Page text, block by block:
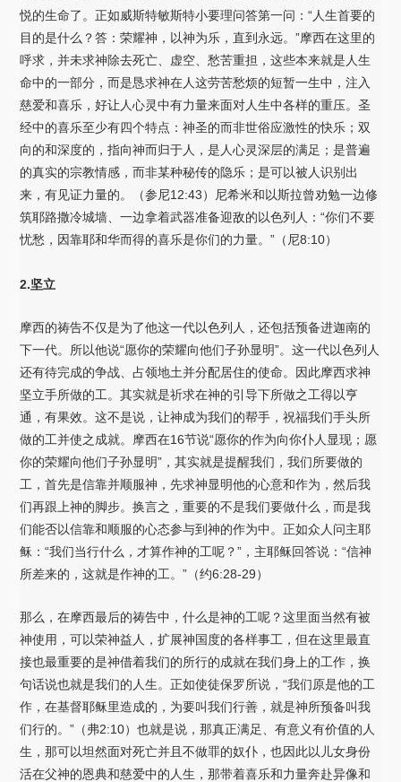
悦的生命了。正如威斯特敏斯特小要理问答第一问：“人生首要的
目的是什么？答：荣耀神，以神为乐，直到永远。”摩西在这里的
呼求，并未求神除去死亡、虚空、愁苦重担，这些本来就是人生
命中的一部分，而是恳求神在人这劳苦愁烦的短暂一生中，注入
慈爱和喜乐，好让人心灵中有力量来面对人生中各样的重压。圣
经中的喜乐至少有四个特点：神圣的而非世俗应激性的快乐；双
向的和深度的，指向神而归于人，是人心灵深层的满足；是普遍
的真实的宗教情感，而非某种秘传的隐乐；是可以被人识别出
来，有见证力量的。（参尼12:43）尼希米和以斯拉曾劝勉一边修
筑耶路撒冷城墙、一边拿着武器准备迎敌的以色列人：“你们不要
忧愁，因靠耶和华而得的喜乐是你们的力量。”（尼8:10）
2.坚立
摩西的祷告不仅是为了他这一代以色列人，还包括预备进迦南的
下一代。所以他说“愿你的荣耀向他们子孙显明”。这一代以色列人
还有待完成的争战、占领地土并分配居住的使命。因此摩西求神
坚立手所做的工。其实就是祈求在神的引导下所做之工得以亨
通，有果效。这不是说，让神成为我们的帮手，祝福我们手头所
做的工并使之成就。摩西在16节说“愿你的作为向你仆人显现；愿
你的荣耀向他们子孙显明”，其实就是提醒我们，我们所要做的
工，首先是信靠并顺服神，先求神显明他的心意和作为，然后我
们再跟上神的脚步。换言之，重要的不是我们要做什么，而是我
们能否以信靠和顺服的心态参与到神的作为中。正如众人问主耶
稣：“我们当行什么，才算作神的工呢？”，主耶稣回答说：“信神
所差来的，这就是作神的工。”（约6:28-29）
那么，在摩西最后的祷告中，什么是神的工呢？这里面当然有被
神使用，可以荣神益人，扩展神国度的各样事工，但在这里最直
接也最重要的是神借着我们的所行的成就在我们身上的工作，换
句话说也就是我们的人生。正如使徒保罗所说，“我们原是他的工
作，在基督耶稣里造成的，为要叫我们行善，就是神所预备叫我
们行的。”（弗2:10）也就是说，那真正满足、有意义有价值的人
生，那可以坦然面对死亡并且不做罪的奴仆，也因此以儿女身份
活在父神的恩典和慈爱中的人生，那带着喜乐和力量奔赴异像和